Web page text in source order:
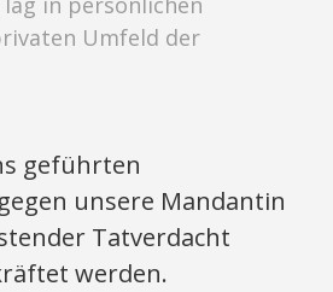
Umfeld der
geführten
unsere Mandantin
Tatverdacht
werden.